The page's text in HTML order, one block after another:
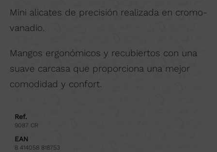
Mini alicates de precisión realizada en cromo-
vanadio.
Mangos ergonómicos y recubiertos con una
suave carcasa que proporciona una mejor
comodidad y confort.
Ref.
9087 CR
EAN
8 414058 818753